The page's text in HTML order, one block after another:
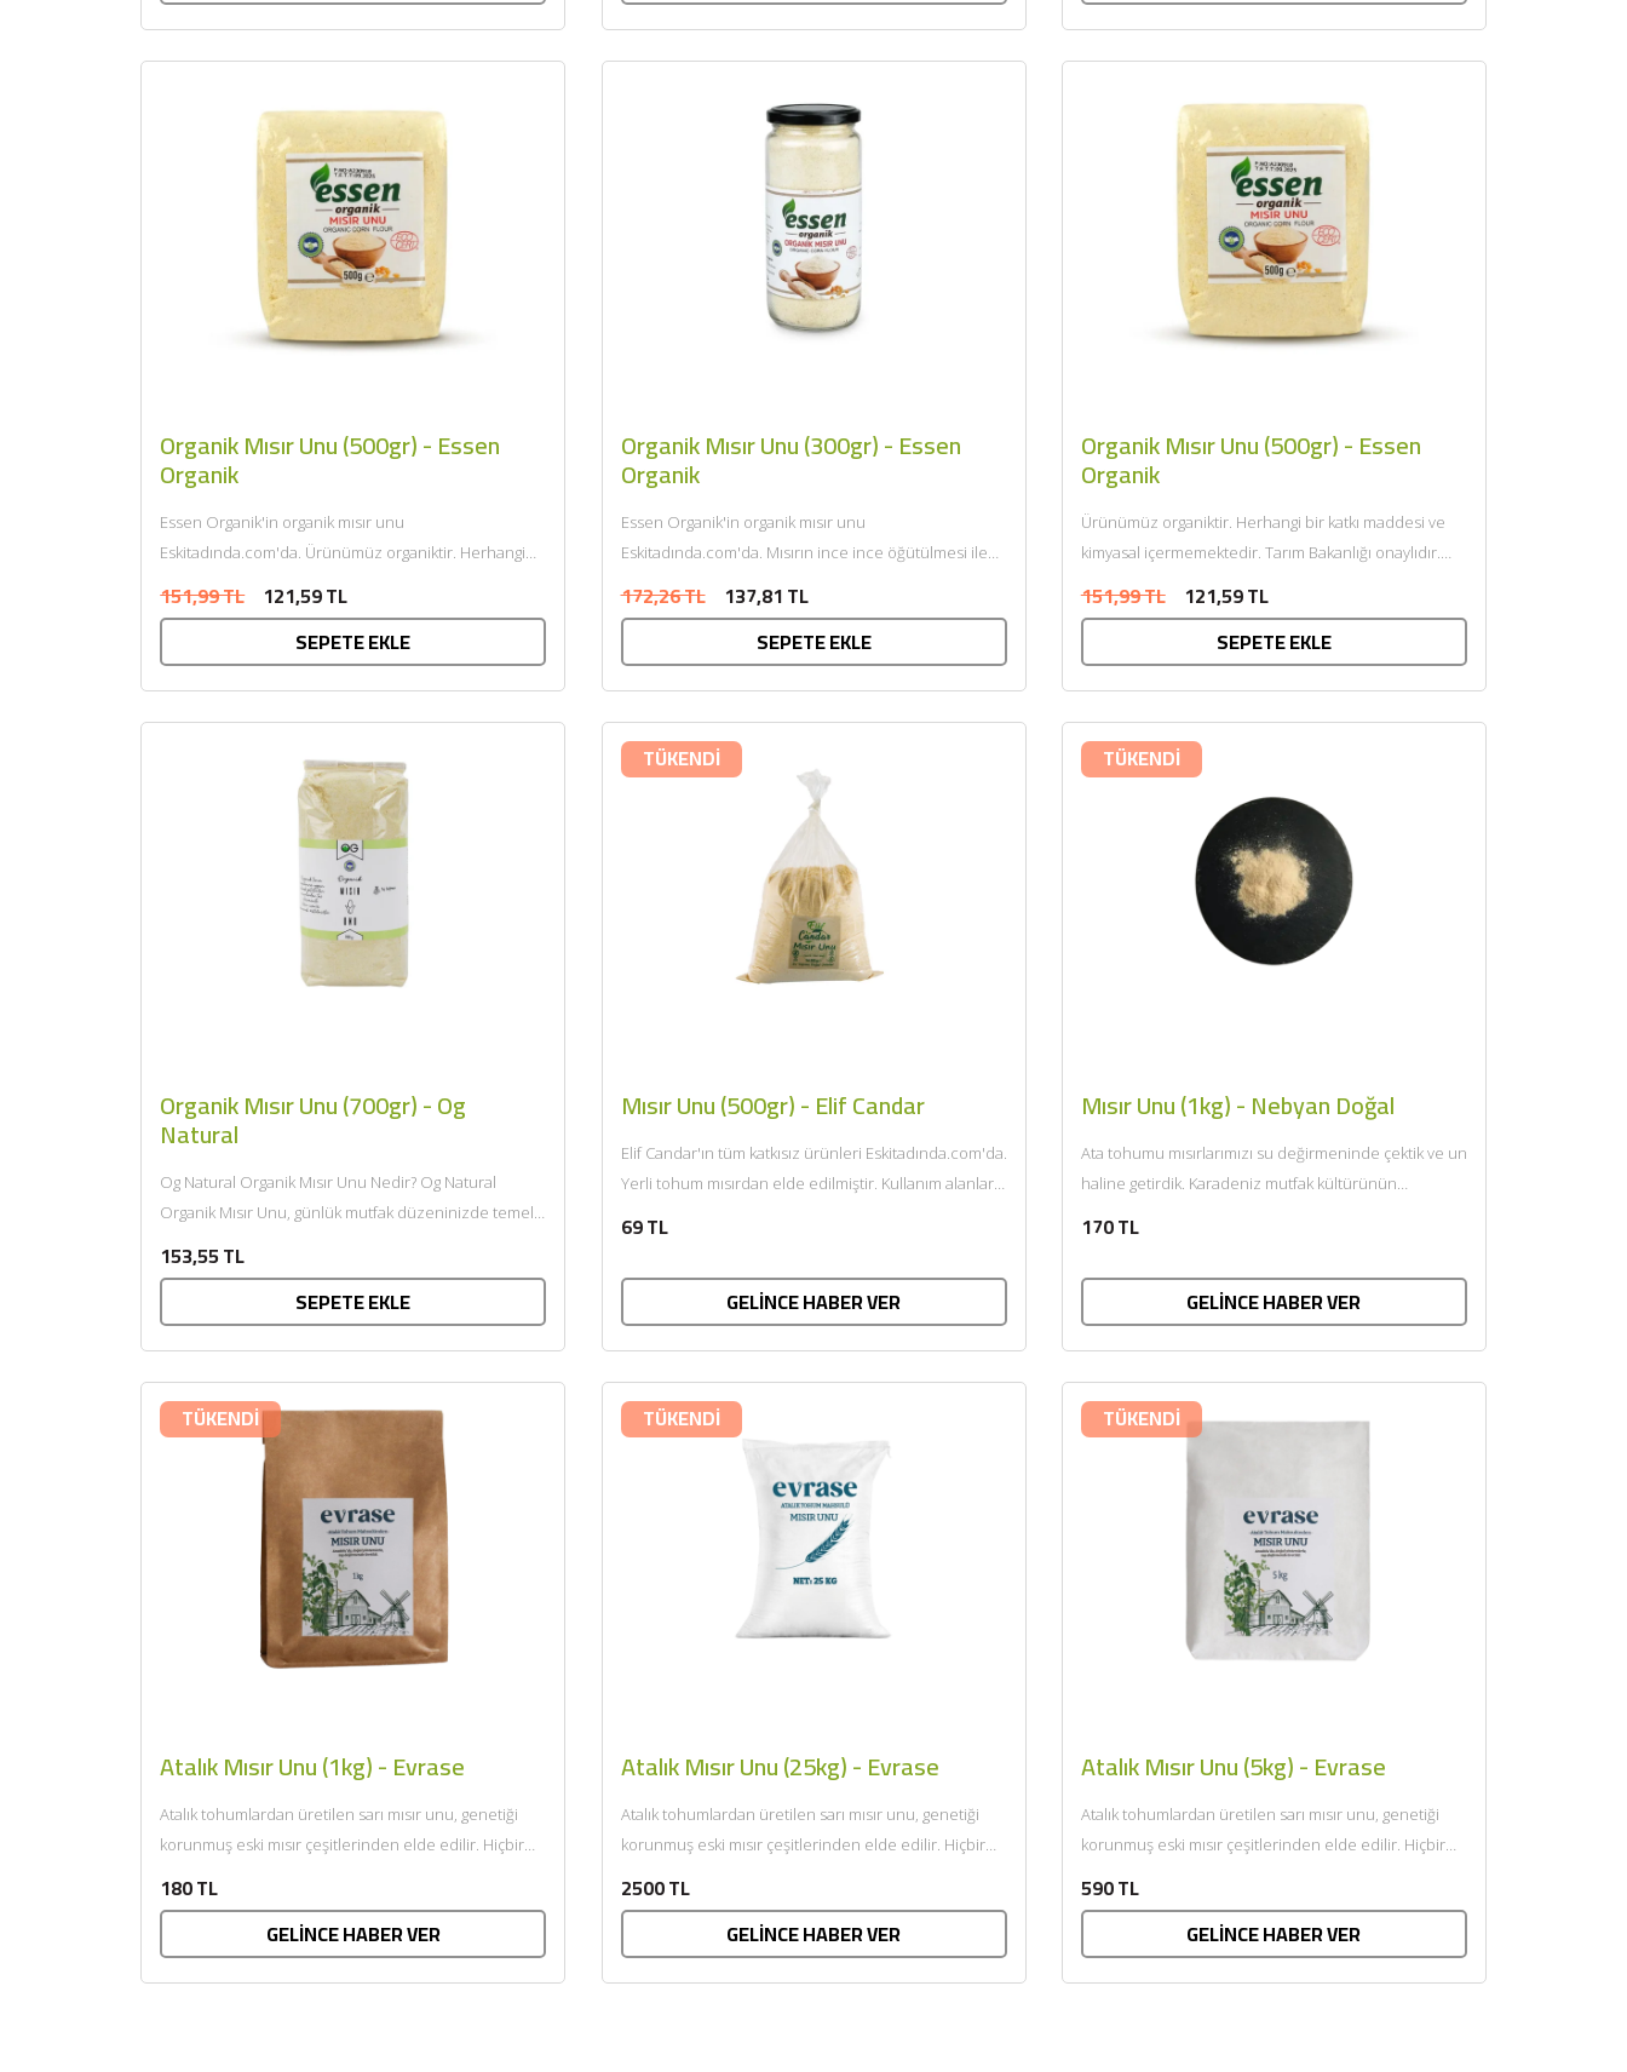
Organik Mısır Unu (500gr) - Essen
Organik
Essen Organik'in organik mısır unu
Eskitadında.com'da. Ürünümüz organiktir. Herhangi
Bakanlığı onaylıdır. ECOCERT tarafından
151,99 TL 121,59 TL
SEPETE EKLE
Organik Mısır Unu (300gr) - Essen
Organik
Essen Organik'in organik mısır unu
Eskitadında.com'da. Mısırın ince ince öğütülmesi ile
172,26 TL 137,81 TL
SEPETE EKLE
Organik Mısır Unu (500gr) - Essen
Organik
Ürünümüz organiktir. Herhangi bir katkı maddesi ve
kimyasal içermemektedir. Tarım Bakanlığı onaylıdır.
potasyum,...
151,99 TL 121,59 TL
SEPETE EKLE
Organik Mısır Unu (700gr) - Og
Natural
Og Natural Organik Mısır Unu Nedir? Og Natural
Organik Mısır Unu, günlük mutfak düzeninizde temel
153,55 TL
SEPETE EKLE
TÜKENDİ
Mısır Unu (500gr) - Elif Candar
Elif Candar'ın tüm katkısız ürünleri Eskitadında.com'da.
Yerli tohum mısırdan elde edilmiştir. Kullanım alanları,
69 TL
GELİNCE HABER VER
TÜKENDİ
Mısır Unu (1kg) - Nebyan Doğal
Ata tohumu mısırlarımızı su değirmeninde çektik ve un
haline getirdik. Karadeniz mutfak kültürünün
170 TL
GELİNCE HABER VER
TÜKENDİ
Atalık Mısır Unu (1kg) - Evrase
Atalık tohumlardan üretilen sarı mısır unu, genetiği
korunmuş eski mısır çeşitlerinden elde edilir. Hiçbir
180 TL
GELİNCE HABER VER
TÜKENDİ
Atalık Mısır Unu (25kg) - Evrase
Atalık tohumlardan üretilen sarı mısır unu, genetiği
korunmuş eski mısır çeşitlerinden elde edilir. Hiçbir
2500 TL
GELİNCE HABER VER
TÜKENDİ
Atalık Mısır Unu (5kg) - Evrase
Atalık tohumlardan üretilen sarı mısır unu, genetiği
korunmuş eski mısır çeşitlerinden elde edilir. Hiçbir
590 TL
GELİNCE HABER VER
BU HAFTANIN PLANLI İNDİRİMİ
Litre) - AtcaNova